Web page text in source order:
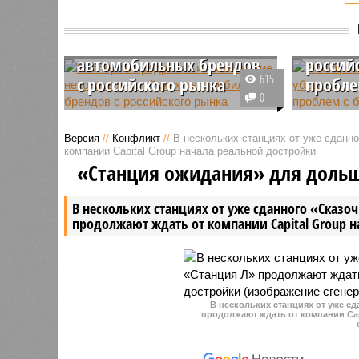
исчезновение некоторых
автомобильных брендов
с российского рынка
В 2026 году с российского рынка
марки, обладающие слабой
дистрибуцией, недостаточным
уровнем локализации
неграмотную маркетинговую
политику.
615
0
могут
Стало
Версия // Конфликт // В нескольких станциях от уже
компании Capital Group начала реальной достройки
В нескольких станциях от уже сданного
продолжают ждать от компании Capital Group
«Станция ожидания» для
В нескольких станциях от уже
продолжают ждать от компании